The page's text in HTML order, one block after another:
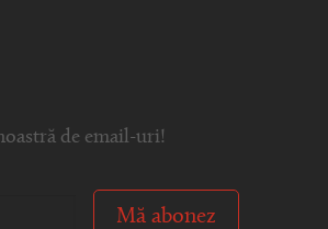
de email-uri!
Mă abonez